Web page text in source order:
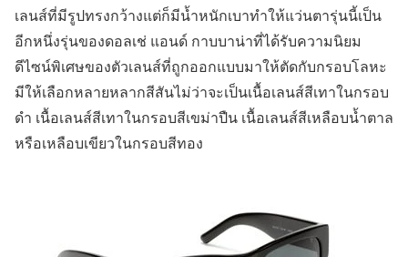
เลนส์ที่มีรูปทรงกว้างแต่ก็มีน้ำหนักเบาทำให้แว่นตารุ่นนี้เป็น
อีกหนึ่งรุ่นของดอลเช่ แอนด์ กาบบาน่าที่ได้รับความนิยม
ดีไซน์พิเศษของตัวเลนส์ที่ถูกออกแบบมาให้ตัดกับกรอบโลหะ
มีให้เลือกหลายหลากสีสันไม่ว่าจะเป็นเนื้อเลนส์สีเทาในกรอบ
ดำ เนื้อเลนส์สีเทาในกรอบสีเขม่าปืน เนื้อเลนส์สีเหลือบน้ำตาล
หรือเหลือบเขียวในกรอบสีทอง